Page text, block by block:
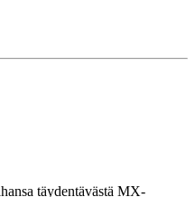
täydentävästä MX-